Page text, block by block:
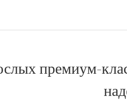
премиум-